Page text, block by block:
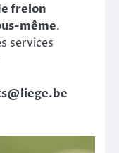
frelon
même.
services